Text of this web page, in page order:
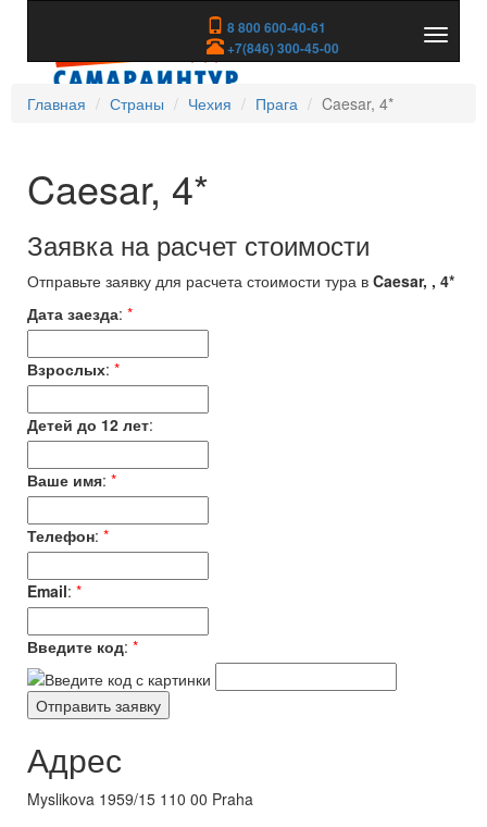
8 800 600-40-61
+7(846) 300-45-00
скрыть
Главная
Страны Чехия Прага Caesar, 4*
Caesar, 4*
Заявка на расчет стоимости
Отправьте заявку для расчета стоимости тура в Caesar, , 4*
Дата заезда: *
Взрослых: *
Детей до 12 лет:
Ваше имя: *
Телефон: *
Email: *
Введите код: *
Адрес
Myslikova 1959/15 110 00 Praha